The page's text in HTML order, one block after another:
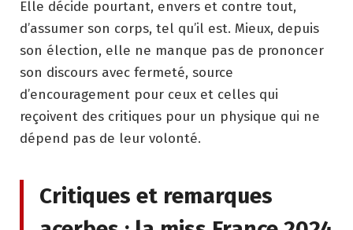
Elle décide pourtant, envers et contre tout,
d’assumer son corps, tel qu’il est. Mieux, depuis
son élection, elle ne manque pas de prononcer
son discours avec fermeté, source
d’encouragement pour ceux et celles qui
reçoivent des critiques pour un physique qui ne
dépend pas de leur volonté.
Critiques et remarques